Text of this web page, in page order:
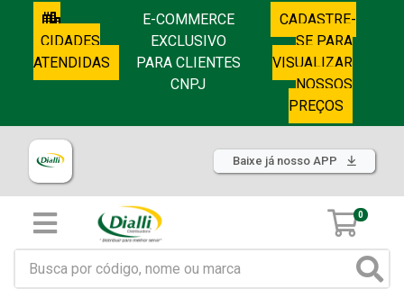
CIDADES
ATENDIDAS
E-COMMERCE
EXCLUSIVO
PARA CLIENTES
CNPJ
CADASTRE-
SE PARA
VISUALIZAR
NOSSOS
PREÇOS
Baixe já nosso APP
0